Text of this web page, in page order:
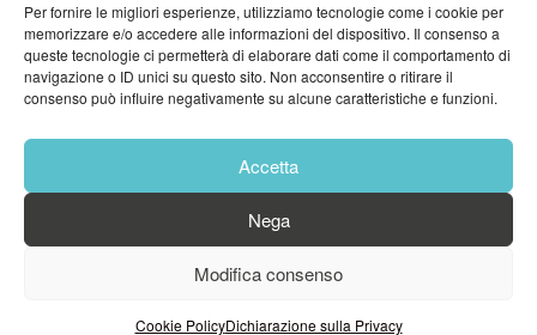
Per fornire le migliori esperienze, utilizziamo tecnologie come i cookie per
memorizzare e/o accedere alle informazioni del dispositivo. Il consenso a
queste tecnologie ci permetterà di elaborare dati come il comportamento di
navigazione o ID unici su questo sito. Non acconsentire o ritirare il
consenso può influire negativamente su alcune caratteristiche e funzioni.
Accetta
Nega
Modifica consenso
Cookie PolicyDichiarazione sulla Privacy
GFA GENERAL MANAGEMENT S.R.L.
Cookie Policy Privacy Policy